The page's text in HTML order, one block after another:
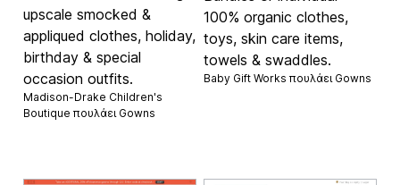
upscale smocked &
appliqued clothes, holiday,
birthday & special
occasion outfits.
Madison-Drake Children's
Boutique πουλάει Gowns
100% organic clothes,
toys, skin care items,
towels & swaddles.
Baby Gift Works πουλάει Gowns